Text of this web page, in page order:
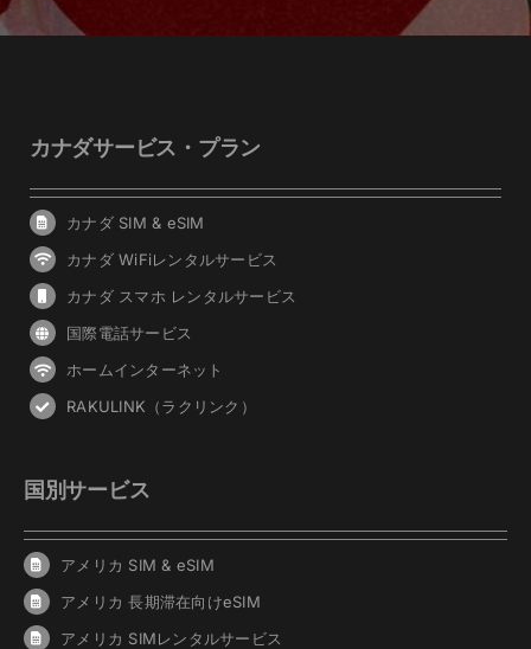
カナダサービス・プラン
カナダ SIM & eSIM
カナダ WiFiレンタルサービス
カナダ スマホ レンタルサービス
国際電話サービス
ホームインターネット
RAKULINK（ラクリンク）
国別サービス
アメリカ SIM & eSIM
アメリカ 長期滞在向けeSIM
アメリカ SIMレンタルサービス